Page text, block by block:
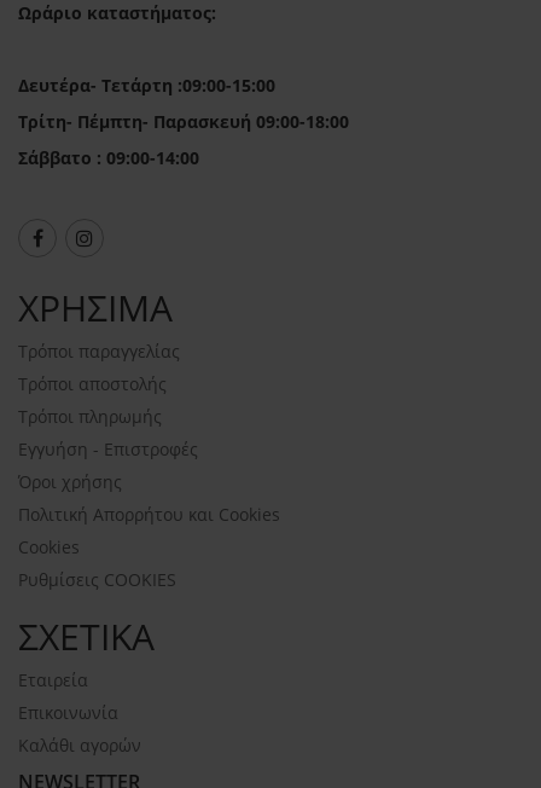
Ωράριο καταστήματος:
Δευτέρα- Τετάρτη :09:00-15:00
Τρίτη- Πέμπτη- Παρασκευή 09:00-18:00
Σάββατο : 09:00-14:00
ΧΡΗΣΙΜΑ
Τρόποι παραγγελίας
Τρόποι αποστολής
Τρόποι πληρωμής
Εγγυήση - Επιστροφές
Όροι χρήσης
Πολιτική Απορρήτου και Cookies
Cookies
Ρυθμίσεις COOKIES
ΣΧΕΤΙΚΑ
Εταιρεία
Επικοινωνία
Καλάθι αγορών
NEWSLETTER